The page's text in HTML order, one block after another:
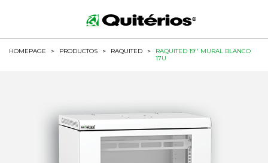
HOMEPAGE > PRODUCTOS > RAQUITED >
RAQUITED 19'' MURAL BLANCO
17U